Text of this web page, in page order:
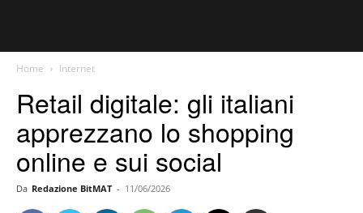
Home Internet
Retail digitale: gli italiani
apprezzano lo shopping
online e sui social
Da Redazione BitMAT - 11/06/2026